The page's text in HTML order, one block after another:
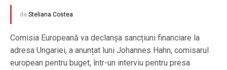
de Steliana Costea
Comisia Europeană va declanșa sancțiuni financiare la
adresa Ungariei, a anunțat luni Johannes Hahn, comisarul
european pentru buget, într-un interviu pentru presa